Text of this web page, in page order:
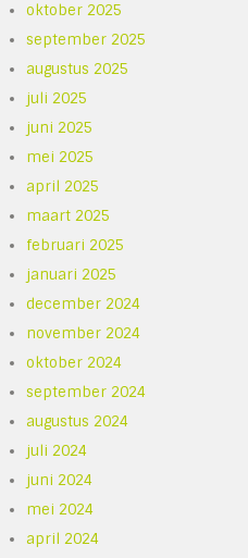
oktober 2025
september 2025
augustus 2025
juli 2025
juni 2025
mei 2025
april 2025
maart 2025
februari 2025
januari 2025
december 2024
november 2024
oktober 2024
september 2024
augustus 2024
juli 2024
juni 2024
mei 2024
april 2024